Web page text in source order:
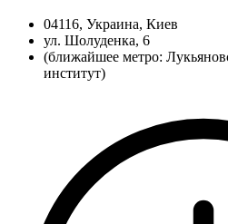
04116, Украина, Киев
ул. Шолуденка, 6
(ближайшее метро:
институт)